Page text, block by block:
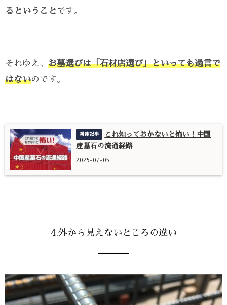
るということ です。
それゆえ、 お墓選びは「石材店選び」といっても過言で
はないのです。
これ知っておかないと怖い！中国
産墓石の流通経路
2025-07-05
4.外から見えないところの違い